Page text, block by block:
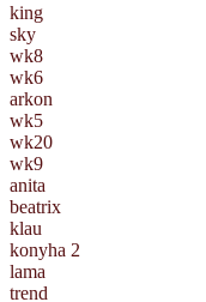
king
sky
wk8
wk6
arkon
wk5
wk20
wk9
anita
beatrix
klau
konyha 2
lama
trend